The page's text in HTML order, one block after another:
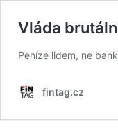
Vláda
Peníze lidem, ne
fintag.cz